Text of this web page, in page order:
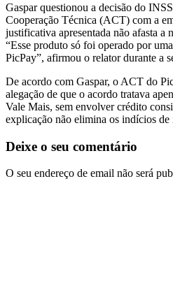
Gaspar questionou a decisão do
Cooperação Técnica (ACT) com a
justificativa apresentada não afasta a
“Esse produto só foi operado por
PicPay”, afirmou o relator durante a
De acordo com Gaspar, o ACT do
alegação de que o acordo tratava
Vale Mais, sem envolver crédito
explicação não elimina os indícios de
Deixe o seu comentário
O seu endereço de email não será